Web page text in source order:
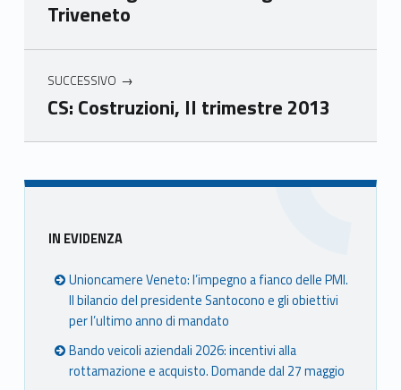
Ven
Triveneto
SUCCESSIVO
CS: Costruzioni, II trimestre 2013
Skip back to main navigation
Sidebar
IN EVIDENZA
Unioncamere Veneto: l’impegno a fianco delle PMI.
Il bilancio del presidente Santocono e gli obiettivi
per l’ultimo anno di mandato
Bando veicoli aziendali 2026: incentivi alla
rottamazione e acquisto. Domande dal 27 maggio